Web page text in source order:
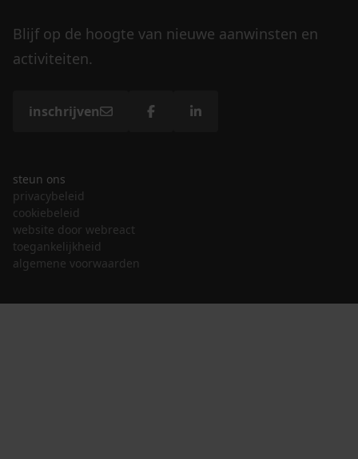
Blijf op de hoogte van nieuwe aanwinsten en
activiteiten.
inschrijven
steun ons
privacybeleid
cookiebeleid
website door webreact
toegankelijkheid
algemene voorwaarden